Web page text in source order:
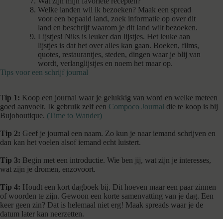
Welke landen wil ik bezoeken? Maak een spread
voor een bepaald land, zoek informatie op over dit
land en beschrijf waarom je dit land wilt bezoeken.
Lijstjes! Niks is leuker dan lijstjes. Het leuke aan
lijstjes is dat het over alles kan gaan. Boeken, films,
quotes, restaurantjes, steden, dingen waar je blij van
wordt, verlanglijstjes en noem het maar op.
Tips voor een schrijf journal
Tip 1: Koop een journal waar je gelukkig van word en welke meteen
goed aanvoelt. Ik gebruik zelf een Compoco Journal die te koop is bij
Bujoboutique. (Time to Wander)
Tip 2: Geef je journal een naam. Zo kun je naar iemand schrijven en
dan kan het voelen alsof iemand echt luistert.
Tip 3: Begin met een introductie. Wie ben jij, wat zijn je interesses,
wat zijn je dromen, enzovoort.
Tip 4: Houdt een kort dagboek bij. Dit hoeven maar een paar zinnen
of woorden te zijn. Gewoon een korte samenvatting van je dag. Een
keer geen zin? Dat is helemaal niet erg! Maak spreads waar je de
datum later kan neerzetten.